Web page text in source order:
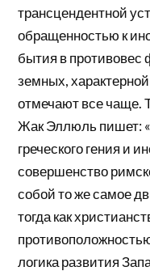
трансцендентной
обращенностью к
бытия в противовес
земных,
отмечают все чаще.
Жак Эллюль пишет:
греческого гения и
совершенство
собой то же самое
тогда как
логика развития